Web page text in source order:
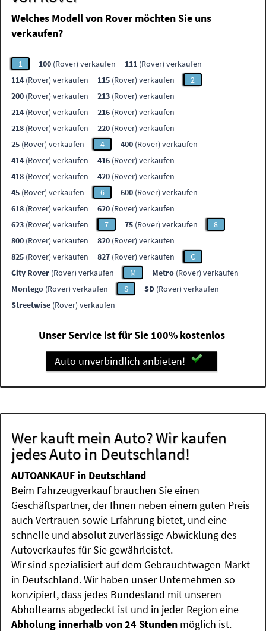
Welches Modell von Rover möchten Sie uns
verkaufen?
1 100 (Rover) verkaufen 111 (Rover) verkaufen
114 (Rover) verkaufen 115 (Rover) verkaufen
2
200 (Rover) verkaufen 213 (Rover) verkaufen
214 (Rover) verkaufen 216 (Rover) verkaufen
218 (Rover) verkaufen 220 (Rover) verkaufen
25 (Rover) verkaufen 4 400 (Rover) verkaufen
414 (Rover) verkaufen 416 (Rover) verkaufen
418 (Rover) verkaufen 420 (Rover) verkaufen
45 (Rover) verkaufen 6 600 (Rover) verkaufen
618 (Rover) verkaufen 620 (Rover) verkaufen
623 (Rover) verkaufen 7 75 (Rover) verkaufen
8
800 (Rover) verkaufen 820 (Rover) verkaufen
825 (Rover) verkaufen 827 (Rover) verkaufen
C
City Rover (Rover) verkaufen M Metro (Rover) verkaufen
Montego (Rover) verkaufen S SD (Rover) verkaufen
Streetwise (Rover) verkaufen
Unser Service ist für Sie 100% kostenlos
Auto unverbindlich anbieten!
Wer kauft mein Auto? Wir kaufen
jedes Auto in Deutschland!
AUTOANKAUF in Deutschland
Beim Fahrzeugverkauf brauchen Sie einen
Geschäftspartner, der Ihnen neben einem guten Preis
auch Vertrauen sowie Erfahrung bietet, und eine
schnelle und absolut zuverlässige Abwicklung des
Autoverkaufes für Sie gewährleistet.
Wir sind spezialisiert auf dem Gebrauchtwagen-Markt
in Deutschland. Wir haben unser Unternehmen so
konzipiert, dass jedes Bundesland mit unseren
Abholteams abgedeckt ist und in jeder Region eine
Abholung innerhalb von 24 Stunden möglich ist.